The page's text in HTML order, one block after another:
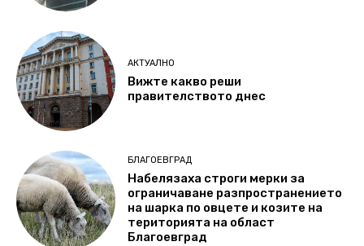
АКТУАЛНО
Вижте какво реши
правителството днес
БЛАГОЕВГРАД
Набелязаха строги мерки за
ограничаване разпространението
на шарка по овцете и козите на
територията на област
Благоевград